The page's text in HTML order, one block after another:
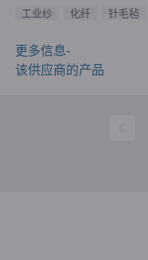
工业纱 化纤 针毛毡
更多信息-
该供应商的产品